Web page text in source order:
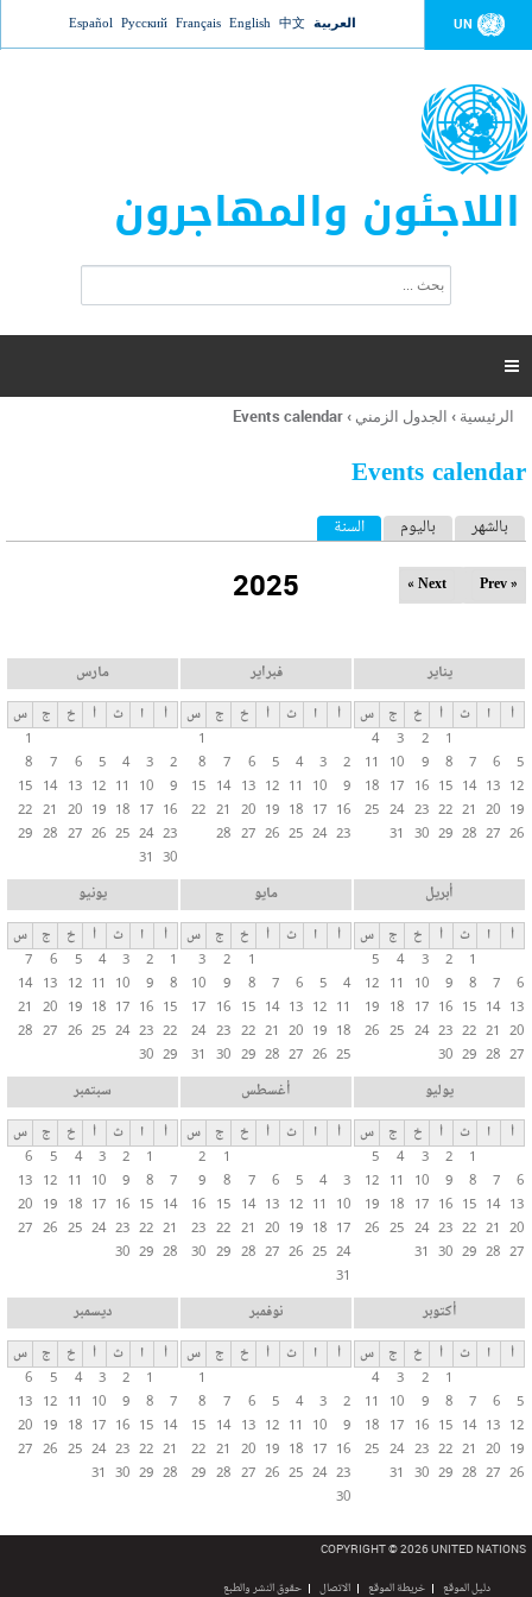
Jump to navigation UN العربية 中文
English
Français
Русский
Español
اللاجئون والمهاجرون
ت
ر
ل
ح
ب

أنت
هنا
الرئيسية › الجدول الزمني ›
Events calendar
Events calendar
ا
ل
ب
ب
ا
ت
ا
ل
أ
س
ا
س
ي
ة
بالشهر باليوم السنة (علامة التبويب النشطة)
2025 « Prev
Next »
يناير
أ ا ث أ خ ج
س
1
2
3
4
5
6
7
8
9
10
11
12
13
14
15
16
17
18
19
20
21
22
23
24
25
26
27
28
29
30
31
فبراير
أ ا ث أ خ ج
س
1
2
3
4
5
6
7
8
9
10
11
12
13
14
15
16
17
18
19
20
21
22
23
24
25
26
27
28
مارس
أ ا ث أ خ ج
س
1
2
3
4
5
6
7
8
9
10
11
12
13
14
15
16
17
18
19
20
21
22
23
24
25
26
27
28
29
30
31
أبريل
أ ا ث أ خ ج
س
1
2
3
4
5
6
7
8
9
10
11
12
13
14
15
16
17
18
19
20
21
22
23
24
25
26
27
28
29
30
مايو
أ ا ث أ خ ج
س
1
2
3
4
5
6
7
8
9
10
11
12
13
14
15
16
17
18
19
20
21
22
23
24
25
26
27
28
29
30
31
يونيو
أ ا ث أ خ ج
س
1
2
3
4
5
6
7
8
9
10
11
12
13
14
15
16
17
18
19
20
21
22
23
24
25
26
27
28
29
30
يوليو
أ ا ث أ خ ج
س
1
2
3
4
5
6
7
8
9
10
11
12
13
14
15
16
17
18
19
20
21
22
23
24
25
26
27
28
29
30
31
أغسطس
أ ا ث أ خ ج
س
1
2
3
4
5
6
7
8
9
10
11
12
13
14
15
16
17
18
19
20
21
22
23
24
25
26
27
28
29
30
31
سبتمبر
أ ا ث أ خ ج
س
1
2
3
4
5
6
7
8
9
10
11
12
13
14
15
16
17
18
19
20
21
22
23
24
25
26
27
28
29
30
أكتوبر
أ ا ث أ خ ج
س
1
2
3
4
5
6
7
8
9
10
11
12
13
14
15
16
17
18
19
20
21
22
23
24
25
26
27
28
29
30
31
نوفمبر
أ ا ث أ خ ج
س
1
2
3
4
5
6
7
8
9
10
11
12
13
14
15
16
17
18
19
20
21
22
23
24
25
26
27
28
29
30
ديسمبر
أ ا ث أ خ ج
س
1
2
3
4
5
6
7
8
9
10
11
12
13
14
15
16
17
18
19
20
21
22
23
24
25
26
27
28
29
30
31
COPYRIGHT © 2026 UNITED NATIONS
دليل الموقع خريطة الموقع الاتصال حقوق النشر والطبع